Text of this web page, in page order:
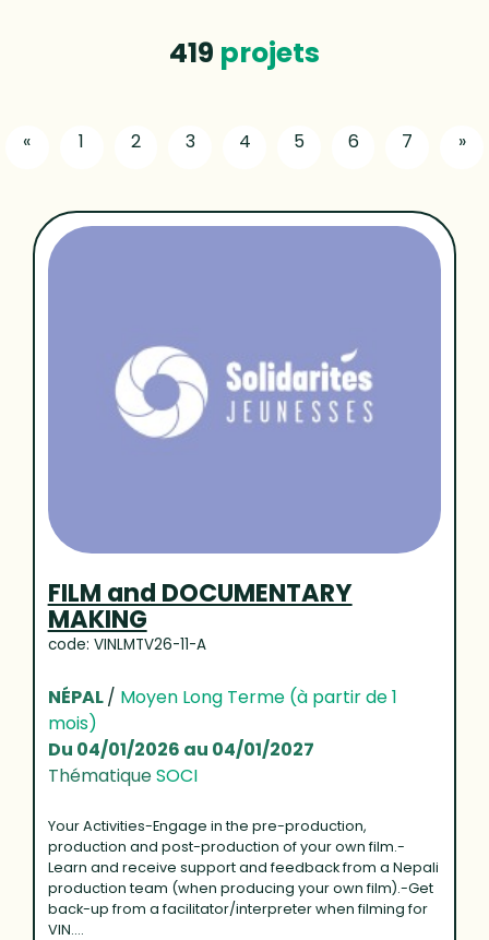
419 projets
« 1 2 3 4 5 6 7 »
FILM and DOCUMENTARY
MAKING
code: VINLMTV26-11-A
NÉPAL/ Moyen Long Terme (à partir de 1
mois)
Du 04/01/2026 au 04/01/2027
ThématiqueSOCI
Your Activities-Engage in the pre-production,
production and post-production of your own film.-
Learn and receive support and feedback from a Nepali
production team (when producing your own film).-Get
back-up from a facilitator/interpreter when filming for
VIN....